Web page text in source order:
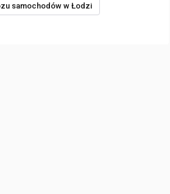
samochodów w Łodzi